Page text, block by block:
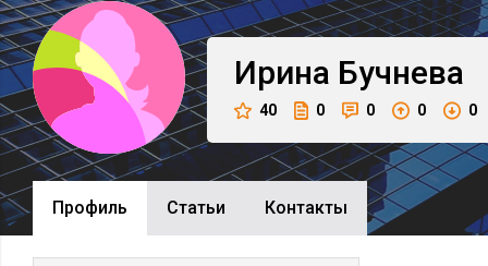
Ирина Бучнева
40 0 0 0 0
Профиль Cтатьи Контакты